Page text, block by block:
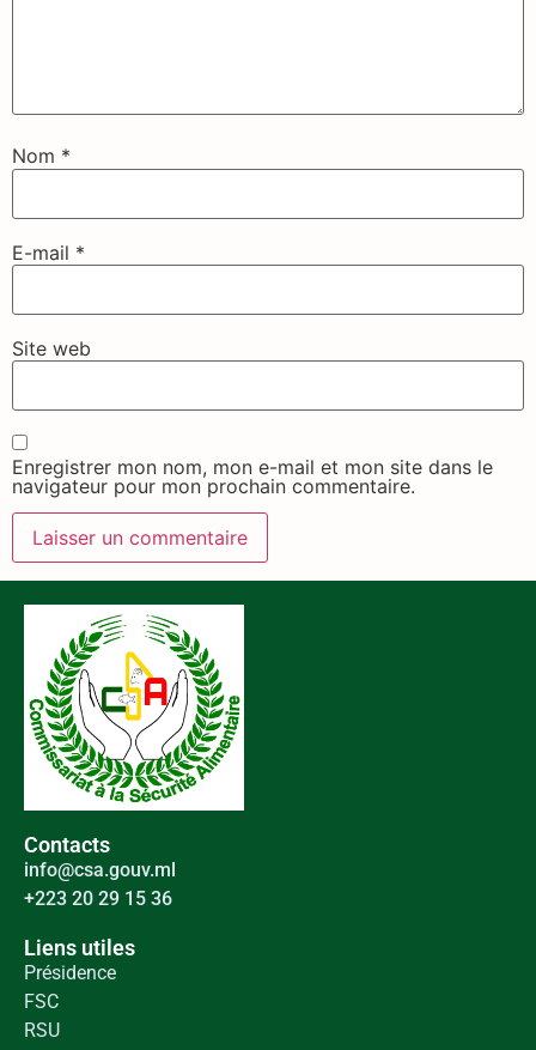
Nom *
E-mail *
Site web
Enregistrer mon nom, mon e-mail et mon site dans le
navigateur pour mon prochain commentaire.
Contacts
info@csa.gouv.ml
+223 20 29 15 36
Liens utiles
Présidence
FSC
RSU